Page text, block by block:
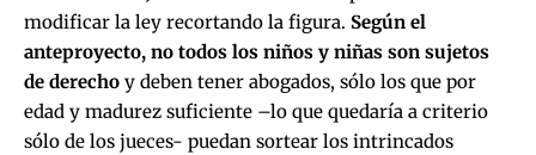
modificar la ley recortando la figura. Según el
anteproyecto, no todos los niños y niñas son sujetos
de derecho y deben tener abogados, sólo los que por
edad y madurez suficiente –lo que quedaría a criterio
sólo de los jueces- puedan sortear los intrincados